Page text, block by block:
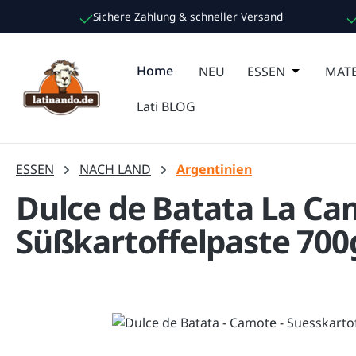
Hauptinhalt springen
Zur Suche springen
Zur Hauptnavigation springen
Sichere Zahlung & schneller Versand
Home NEU ESSEN Öffne
Lati BLOG
ESSEN NACH LAND Argentinien
Dulce de Batata La
Süßkartoffelpaste